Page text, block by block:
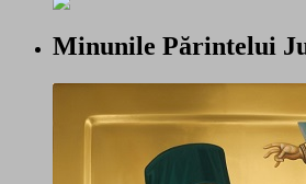
Minunile Părintelui